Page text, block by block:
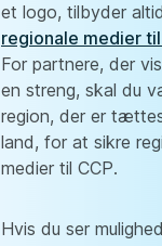
et logo, tilbyder altid
regionale medier til
For partnere, der
en streng, skal du
region, der er
land, for at sikre
medier til CCP.
Hvis du ser